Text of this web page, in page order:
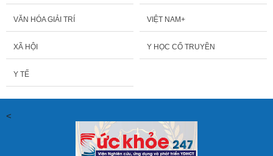
VĂN HÓA GIẢI TRÍ VIỆT NAM+
XÃ HỘI Y HỌC CỔ TRUYỀN
Y TẾ
<